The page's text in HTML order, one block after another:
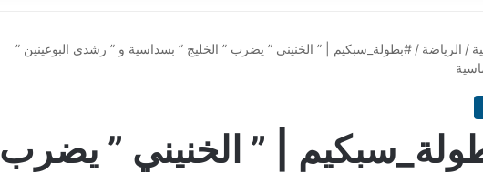
/ الرياضة / #بطولة_سبكيم | ” الخنيني ” يضرب ” الخليج ” بسداسية و ” رشدي البوعينين ”
| ” الخنيني ” يضرب